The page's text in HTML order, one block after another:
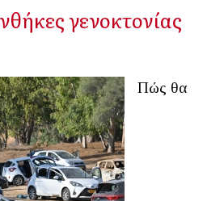
γενοκτονίας
Πώς θα